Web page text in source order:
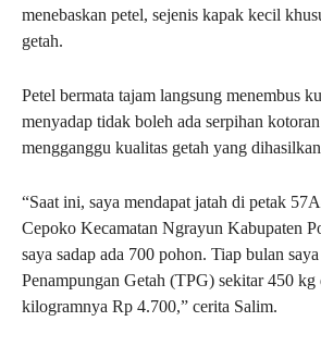
menebaskan petel, sejenis kapak kecil
getah.
Petel bermata tajam langsung menembus
menyadap tidak boleh ada serpihan
mengganggu kualitas getah yang
“Saat ini, saya mendapat jatah di petak
Cepoko Kecamatan Ngrayun Kabupaten
saya sadap ada 700 pohon. Tiap bulan
Penampungan Getah (TPG) sekitar 450 kg
kilogramnya Rp 4.700,” cerita Salim.